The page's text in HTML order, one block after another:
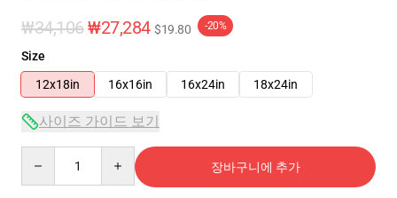
₩34,106₩27,284 $19.80 -20%
Size
12x18in
16x16in 16x24in 18x24in
사이즈 가이드 보기
장바구니에 추가